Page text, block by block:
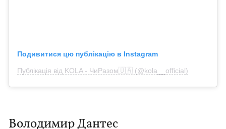
Подивитися цю публікацію в Instagram
Публікація від KOLA - ЧиРазом🇺🇦 (@kola__official)
Володимир Дантес